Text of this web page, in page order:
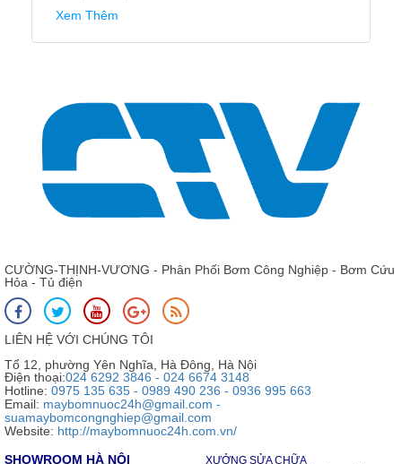
CƯỜNG-THỊNH-VƯƠNG - Phân Phối Bơm Công Nghiệp - Bơm Cứu
Hỏa - Tủ điện
LIÊN HỆ VỚI CHÚNG TÔI
Tổ 12, phường Yên Nghĩa, Hà Đông, Hà Nội
Điện thoại:024 6292 3846 - 024 6674 3148
Hotline: 0975 135 635 - 0989 490 236 - 0936 995 663
Email: maybomnuoc24h@gmail.com -
suamaybomcongnghiep@gmail.com
Website: http://maybomnuoc24h.com.vn/
SHOWROOM HÀ NỘI
XƯỞNG SỬA CHỮA